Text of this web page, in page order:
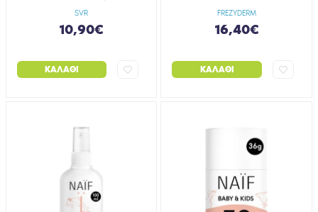
SVR
10,90€
ΚΑΛΆΘΙ
FREZYDERM
16,40€
ΚΑΛΆΘΙ